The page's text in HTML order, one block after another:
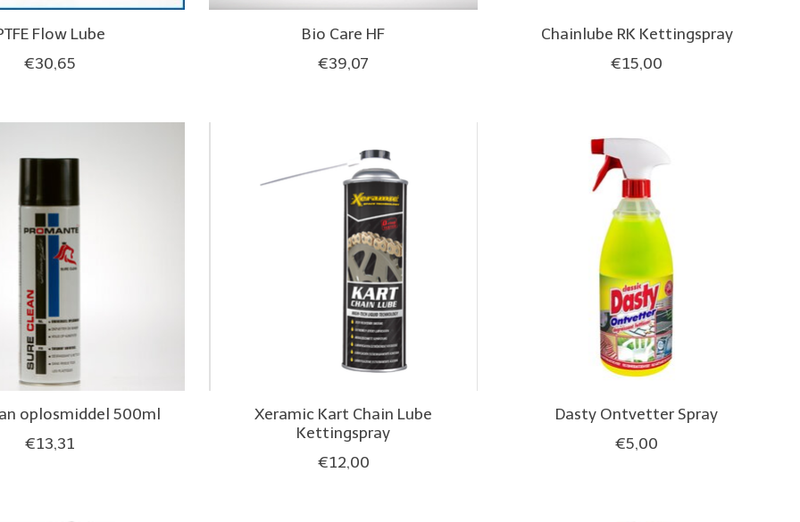
Flow Lube
€30,65
Bio Care HF
€39,07
Chainlube RK Kettingspray
€15,00
oplosmiddel 500ml
€13,31
Xeramic Kart Chain Lube
Kettingspray
€12,00
Dasty Ontvetter Spray
€5,00